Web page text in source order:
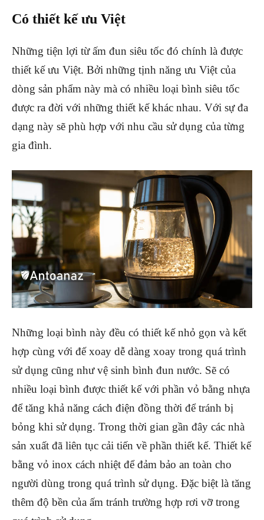
Có thiết kế ưu Việt
Những tiện lợi từ ấm đun siêu tốc đó chính là được
thiết kế ưu Việt. Bởi những tịnh năng ưu Việt của
dòng sản phẩm này mà có nhiều loại bình siêu tốc
được ra đời với những thiết kế khác nhau. Với sự đa
dạng này sẽ phù hợp với nhu cầu sử dụng của từng
gia đình.
Những loại bình này đều có thiết kế nhỏ gọn và kết
hợp cùng với đế xoay dễ dàng xoay trong quá trình
sử dụng cũng như vệ sinh bình đun nước. Sẽ có
nhiều loại bình được thiết kế với phần vỏ bằng nhựa
để tăng khả năng cách điện đồng thời để tránh bị
bỏng khi sử dụng. Trong thời gian gần đây các nhà
sản xuất đã liên tục cải tiến về phần thiết kế. Thiết kế
bằng vỏ inox cách nhiệt để đảm bảo an toàn cho
người dùng trong quá trình sử dụng. Đặc biệt là tăng
thêm độ bền của ấm tránh trường hợp rơi vỡ trong